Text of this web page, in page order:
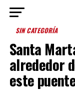
SIN CATEGORÍA
Santa
alrededor
este